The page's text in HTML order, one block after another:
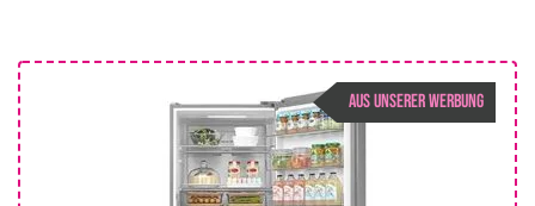
AUS UNSERER WERBUNG